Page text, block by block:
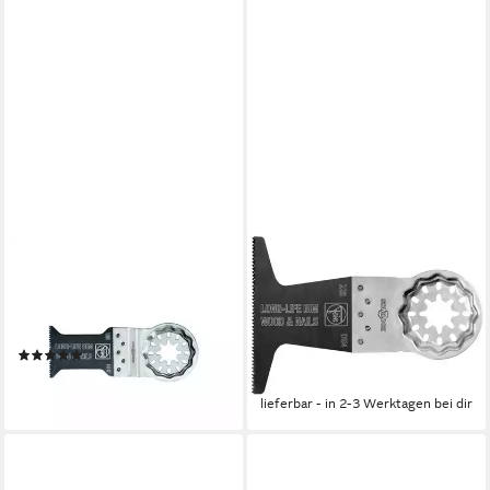
Stück Starlock
(1)
ab 38,63 €
FEIN
Sägeblatt Fein E-Cut
Sägeblatt SL Longlife BiM
50x65mm Star Lock
Aufnahme
ab 33,98 €
lieferbar - in 2-3 Werktagen bei dir